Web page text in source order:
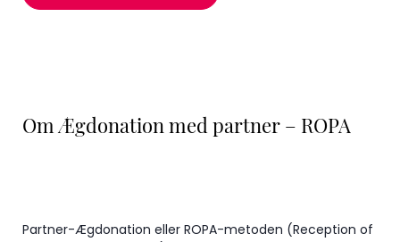
Om Ægdonation med partner – ROPA
Partner-Ægdonation eller ROPA-metoden (Reception of